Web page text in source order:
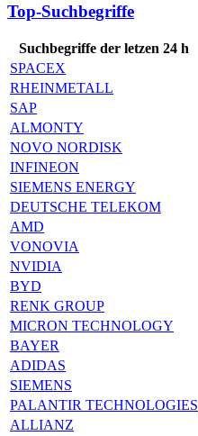
Top-Suchbegriffe
Suchbegriffe der letzen 24 h
SPACEX
RHEINMETALL
SAP
ALMONTY
NOVO NORDISK
INFINEON
SIEMENS ENERGY
DEUTSCHE TELEKOM
AMD
VONOVIA
NVIDIA
BYD
RENK GROUP
MICRON TECHNOLOGY
BAYER
ADIDAS
SIEMENS
PALANTIR TECHNOLOGIES
ALLIANZ